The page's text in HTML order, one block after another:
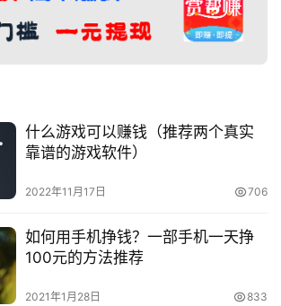
什么游戏可以赚钱（推荐两个真实
靠谱的游戏软件）
2022年11月17日 706
如何用手机挣钱？一部手机一天挣
100元的方法推荐
2021年1月28日 833